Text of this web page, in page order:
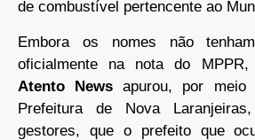
de combustível pertencente ao
Embora os nomes não
oficialmente na nota do
Atento News apurou, por
Prefeitura de Nova
gestores, que o prefeito que